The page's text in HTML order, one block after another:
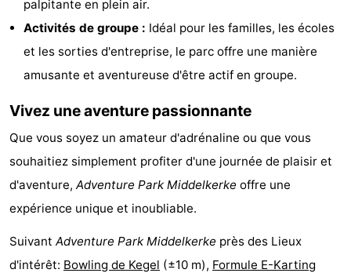
Terrains
de
jeux
Aires
de
jeux
intérieures
-
Bowling
-
Parcours
de
mini-
Centres
de
bien-
Villages
&Nature
palpitante en plein air.
Activités de groupe : Idéal pour les familles, les écoles
et les sorties d'entreprise, le parc offre une manière
amusante et aventureuse d'être actif en groupe.
Vivez une aventure passionnante
Que vous soyez un amateur d'adrénaline ou que vous
souhaitiez simplement profiter d'une journée de plaisir et
d'aventure, Adventure Park Middelkerke offre une
expérience unique et inoubliable.
Suivant Adventure Park Middelkerke près des Lieux
d'intérêt: Bowling de Kegel (±10 m), Formule E-Karting